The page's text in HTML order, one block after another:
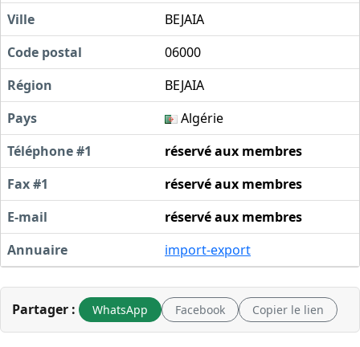
Ville
BEJAIA
Code postal
06000
Région
BEJAIA
Pays
Algérie
Téléphone #1
réservé aux membres
Fax #1
réservé aux membres
E-mail
réservé aux membres
Annuaire
import-export
Partager : WhatsApp Facebook Copier le lien